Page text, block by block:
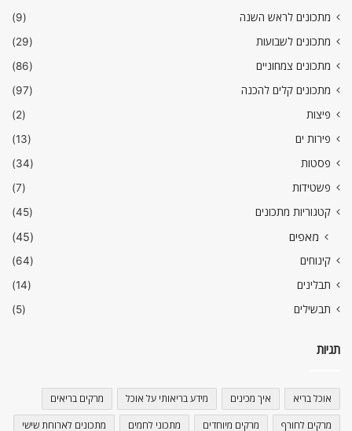
מתכונים לראש השנה
(9)
מתכונים לשבועות
(29)
מתכונים צמחוניים
(86)
מתכונים קלים להכנה
(97)
פיצות
(2)
פירות ים
(13)
פסטות
(34)
פשטידות
(7)
קטגוריות מתכונים
(45)
מאפים (45)
קינוחים
(64)
תבלינים
(14)
תבשילים
(5)
תגיות
אוכל בריא איך מכינים מידע בריאותי על אוכל מרקים בריאים
מרקים לחורף מרקים מיוחדים מתכוני לחמים מתכונים לארוחת שישי